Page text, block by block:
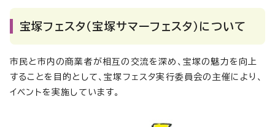
宝塚フェスタ（宝塚サマーフェスタ）について
市民と市内の商業者が相互の交流を深め、宝塚の魅力を向上
することを目的として、宝塚フェスタ実行委員会の主催により、
イベントを実施しています。